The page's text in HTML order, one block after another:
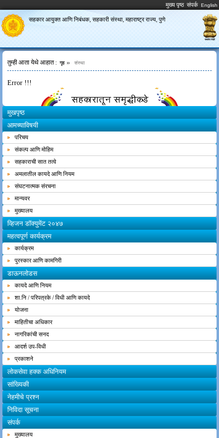
मुख्य पृष्ठ संपर्क
सहकार आयुक्त आणि निबंधक, सहकारी संस्था, महाराष्ट्र राज्य, पुणे
तुम्ही आता येथे आहात : गृह संस्था
Error !!!
मुखपृष्ठ
आमच्याविषयी
परिचय
संकल्प आणि मोहिम
सहकाराची सात तत्वे
अमलातील कायदे आणि नियम
संघटनात्मक संरचना
मान्यवर
मुख्यालय
व्हिजन डॉक्युमेंट २०४७
महत्वपूर्ण कार्यक्रम
कार्यक्रम
पुरस्कार आणि कामगिरी
डाऊनलोडस
कायदे आणि नियम
शा.नि / परिपत्रके / विधी आणि कायदे
योजना
माहितीचा अधिकार
नागरिकांची सनद
आदर्श उप-विधी
प्रकाशने
लोकसेवा हक्क अधिनियम
सांख्यिकी
नेहमीचे प्रश्न
निविदा सूचना
संपर्क
मुख्यालय